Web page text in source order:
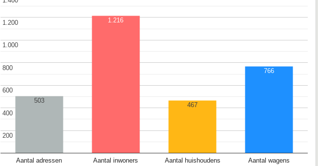
Aantal adressen Aantal inwoners Aantal huishoudens Aantal wagens
200
200
400
400
600
600
800
800
1.000
1.000
1.200
1.200
503
1.216
467
766